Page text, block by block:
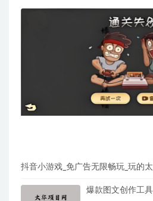
抖音小游戏_免广告无限畅玩_玩的
爆款图文创作工具